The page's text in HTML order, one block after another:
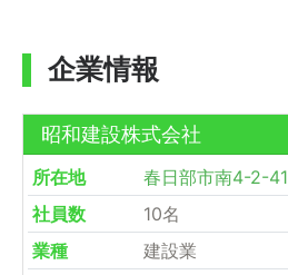
企業情報
昭和建設株式会社
所在地
春日部市南4-2-41
社員数
10名
業種
建設業